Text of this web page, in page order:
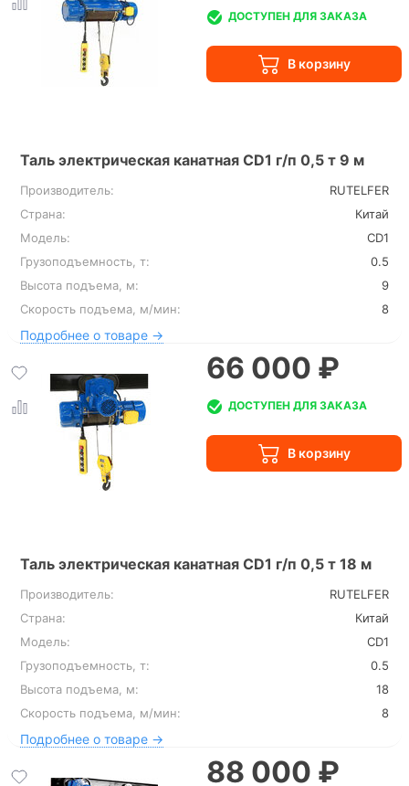
Таль электрическая канатная CD1 г/п 0,5 т 9 м
Производитель:
RUTELFER
Страна:
Китай
Модель:
CD1
Грузоподъемность, т:
0.5
Высота подъема, м:
9
Скорость подъема, м/мин:
8
Подробнее о товаре →
ДОСТУПЕН ДЛЯ ЗАКАЗА
Таль электрическая канатная CD1 г/п 0,5 т 18 м
Производитель:
RUTELFER
Страна:
Китай
Модель:
CD1
Грузоподъемность, т:
0.5
Высота подъема, м:
18
Скорость подъема, м/мин:
8
Подробнее о товаре →
66 000 ₽
ДОСТУПЕН ДЛЯ ЗАКАЗА
88 000 ₽